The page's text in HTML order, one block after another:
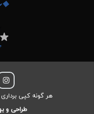
هر گونه کپی
طراحی و